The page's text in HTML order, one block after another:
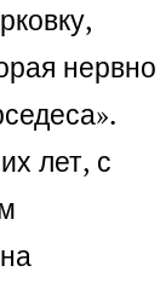
нервно
лет, с